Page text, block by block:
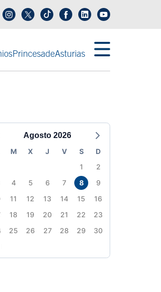
Síguenos en tiktokSíguenos en linkedin
Agosto 2026
M X J V S
D
1
2
4 5 6 7 8
9
11 12 13 14 15
16
18 19 20 21 22
23
25 26 27 28 29
30